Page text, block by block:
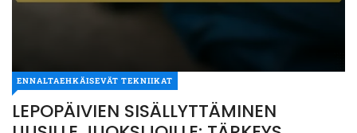
ENNALTAEHKÄISEVÄT TEKNIIKAT
LEPOPÄIVIEN SISÄLLYTTÄMINEN